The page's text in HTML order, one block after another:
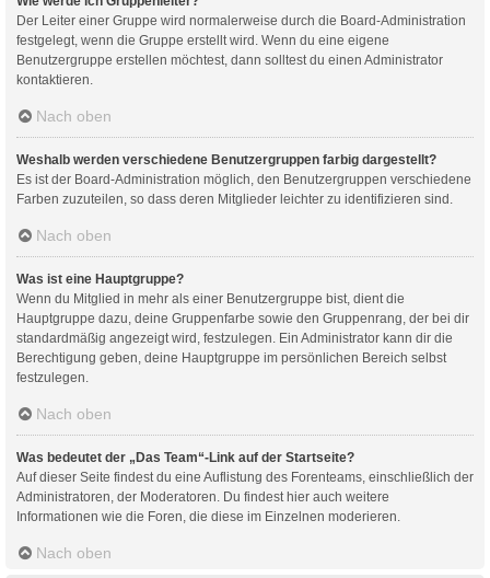
Der Leiter einer Gruppe wird normalerweise durch die Board-Administration
festgelegt, wenn die Gruppe erstellt wird. Wenn du eine eigene
Benutzergruppe erstellen möchtest, dann solltest du einen Administrator
kontaktieren.
Nach oben
Weshalb werden verschiedene Benutzergruppen farbig dargestellt?
Es ist der Board-Administration möglich, den Benutzergruppen verschiedene
Farben zuzuteilen, so dass deren Mitglieder leichter zu identifizieren sind.
Nach oben
Was ist eine Hauptgruppe?
Wenn du Mitglied in mehr als einer Benutzergruppe bist, dient die
Hauptgruppe dazu, deine Gruppenfarbe sowie den Gruppenrang, der bei dir
standardmäßig angezeigt wird, festzulegen. Ein Administrator kann dir die
Berechtigung geben, deine Hauptgruppe im persönlichen Bereich selbst
festzulegen.
Nach oben
Was bedeutet der „Das Team“-Link auf der Startseite?
Auf dieser Seite findest du eine Auflistung des Forenteams, einschließlich der
Administratoren, der Moderatoren. Du findest hier auch weitere
Informationen wie die Foren, die diese im Einzelnen moderieren.
Nach oben